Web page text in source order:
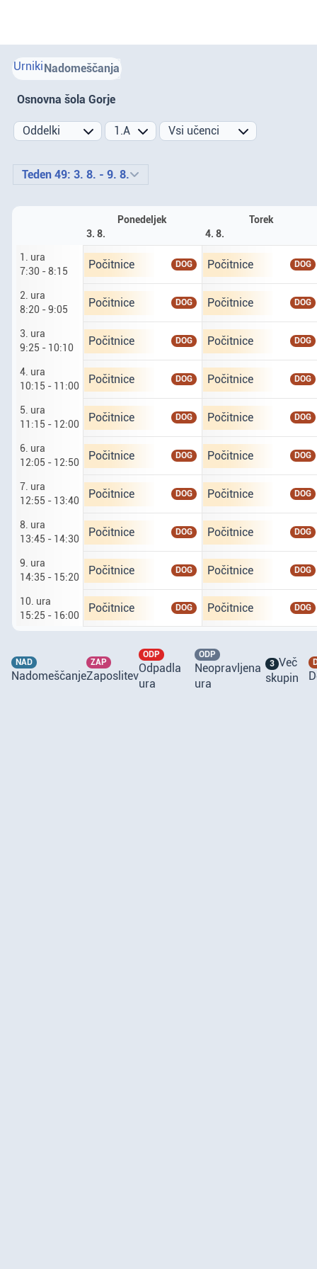
UrnikiNadomeščanja
Osnovna šola Gorje
Prejšnji teden
Teden 49: 3. 8. - 9. 8.
Ponedeljek
3. 8.
Torek
4. 8.
1. ura
7:30 - 8:15
Ponedeljek tretji osmi. prva ura od 7 ur 30 do
Počitnice DOG Torek četrti osmi.
Počitnice DOG
2. ura
8:20 - 9:05
Ponedeljek tretji osmi. druga ura od 8 ur 20
Počitnice DOG Torek četrti osmi.
Počitnice DOG
3. ura
9:25 - 10:10
Ponedeljek tretji osmi. tretja ura od 9 ur 25
Počitnice DOG Torek četrti osmi.
Počitnice DOG
4. ura
10:15 - 11:00
Ponedeljek tretji osmi. četrta ura od 10 ur 15
Počitnice DOG Torek četrti osmi.
Počitnice DOG
5. ura
11:15 - 12:00
Ponedeljek tretji osmi. peta ura od 11 ur 15
Počitnice DOG Torek četrti osmi.
Počitnice DOG
6. ura
12:05 - 12:50
Ponedeljek tretji osmi. šesta ura od 12 ur 5
Počitnice DOG Torek četrti osmi.
Počitnice DOG
7. ura
12:55 - 13:40
Ponedeljek tretji osmi. sedma ura od 12 ur
Počitnice DOG Torek četrti osmi.
Počitnice DOG
8. ura
13:45 - 14:30
Ponedeljek tretji osmi. osma ura od 13 ur 45
Počitnice DOG Torek četrti osmi.
Počitnice DOG
9. ura
14:35 - 15:20
Ponedeljek tretji osmi. deveta ura od 14 ur
Počitnice DOG Torek četrti osmi.
Počitnice DOG
10. ura
15:25 - 16:00
Ponedeljek tretji osmi. deseta ura od 15 ur
Počitnice DOG Torek četrti osmi.
Počitnice DOG
NAD
Nadomeščanje
ZAP
Zaposlitev
ODP
Odpadla
ura
ODP
Neopravljena
ura
3 Več
skupin